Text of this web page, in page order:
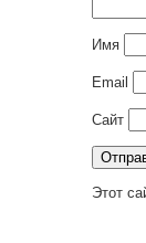
Имя
Email
Сайт
Этот